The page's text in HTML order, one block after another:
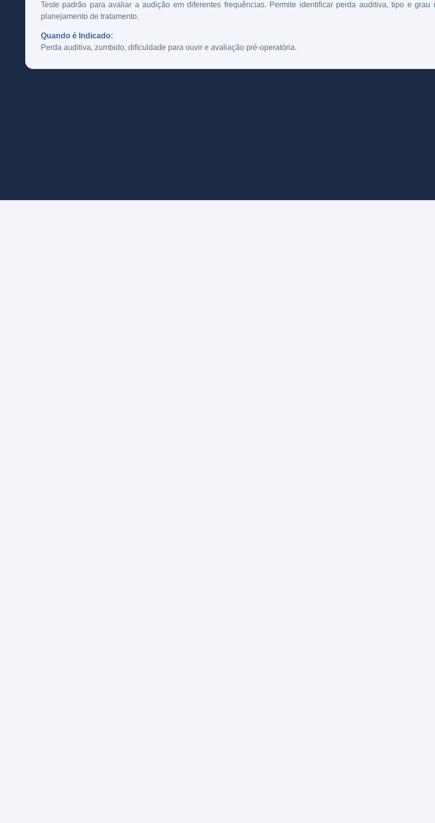
Teste padrão para avaliar a audição em diferentes frequências. Permite identificar perda auditiva, tipo e
planejamento de tratamento.
Quando é Indicado:
Perda auditiva, zumbido, dificuldade para ouvir e avaliação pré-operatória.